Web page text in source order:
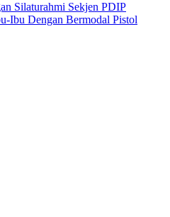
Silaturahmi Sekjen PDIP
Ibu Dengan Bermodal Pistol